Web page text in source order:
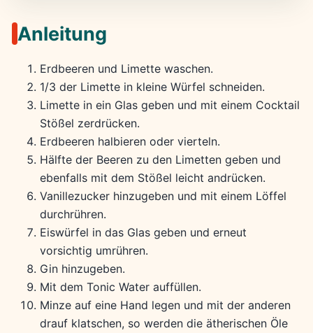
Anleitung
Erdbeeren und Limette waschen.
1/3 der Limette in kleine Würfel schneiden.
Limette in ein Glas geben und mit einem Cocktail
Stößel zerdrücken.
Erdbeeren halbieren oder vierteln.
Hälfte der Beeren zu den Limetten geben und
ebenfalls mit dem Stößel leicht andrücken.
Vanillezucker hinzugeben und mit einem Löffel
durchrühren.
Eiswürfel in das Glas geben und erneut
vorsichtig umrühren.
Gin hinzugeben.
Mit dem Tonic Water auffüllen.
Minze auf eine Hand legen und mit der anderen
drauf klatschen, so werden die ätherischen Öle